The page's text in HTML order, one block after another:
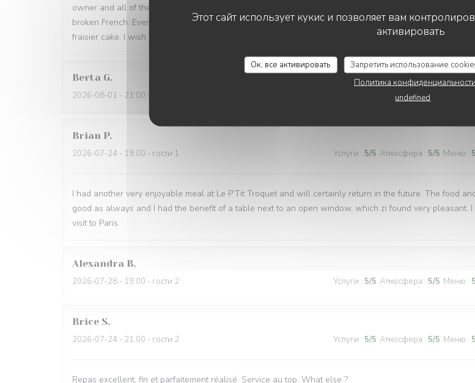
Этот сайт использует кукис и позволяет вам
активировать
Ок, все активировать Запретить использование
Политика конфиденциальности
undefined
owner and all of the waiters were incredibly helpful and kind, spoke 3 languages, and were patient
broken French. Every dish was a win: magret de canard, bœuf bourguignon, assiette de fromages,
fraisier cake. I wish many people have a chance to try their soulful food and kindness. Gracias de parte
Berta G
2026-08-01 - 21:00 - гости 2 Атмосфера: 5
Brian P
2026-07-24 - 19:00 - гости 1 Услуги : 5/5 Атмосфера : 5/5 Меню : 5
I had another very enjoyable meal at Le P’Tit Troquet and will certainly return in the future. The food
good as always and I had the benefit of a table next to an open window, which zi found very pleasant.
visit to Paris.
Alexandra B
2026-07-28 - 19:00 - гости 2 Услуги : 5/5 Атмосфера : 5/5 Меню : 5
Brice S
2026-07-24 - 21:00 - гости 2 Услуги : 5/5 Атмосфера : 5/5 Меню : 5
Repas excellent, fin et parfaitement réalisé. Service au top. What else ?